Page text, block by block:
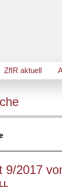
ZfIR aktuell
9/2017